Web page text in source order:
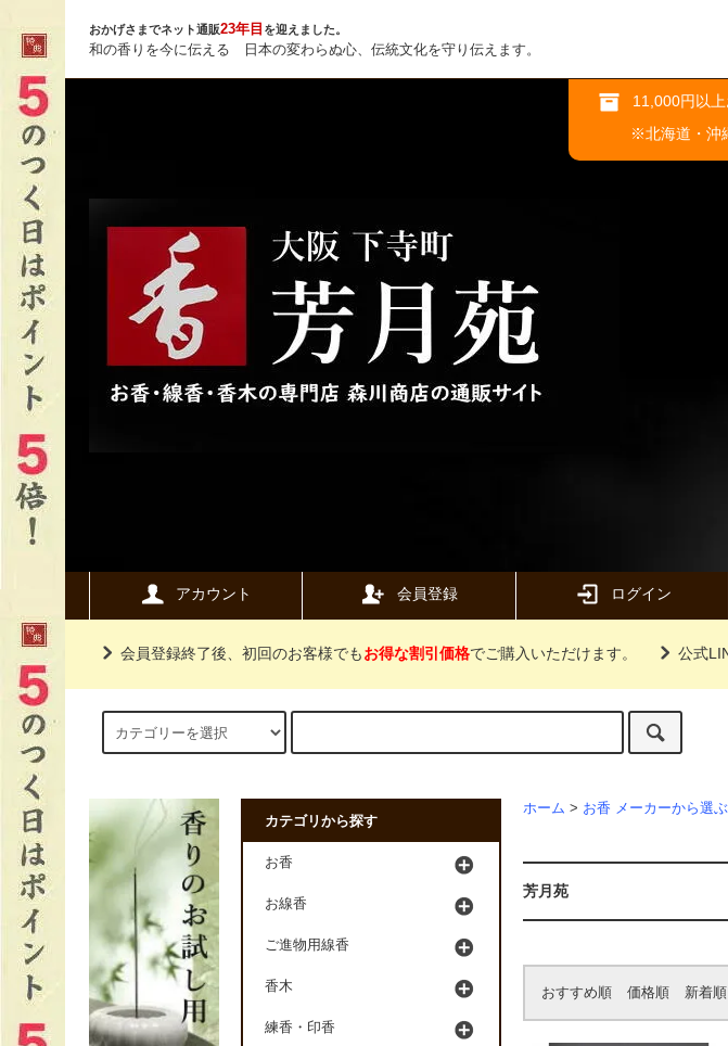
おかげさまでネット通販23年目 を迎えました。
和の香りを今に伝える 日本の変わらぬ心、伝統文化を守り伝えます。
11,000円以
※北海道・沖
アカウント 会員登録 ログイン
会員登録終了後、初回のお客様でもお得な割引価格でご購入いただけます。 公式
ホーム > お香 メーカーから選ぶ
芳月苑
おすすめ順 価格順 新着順
カテゴリから探す
お香
お線香
ご進物用線香
香木
練香・印香